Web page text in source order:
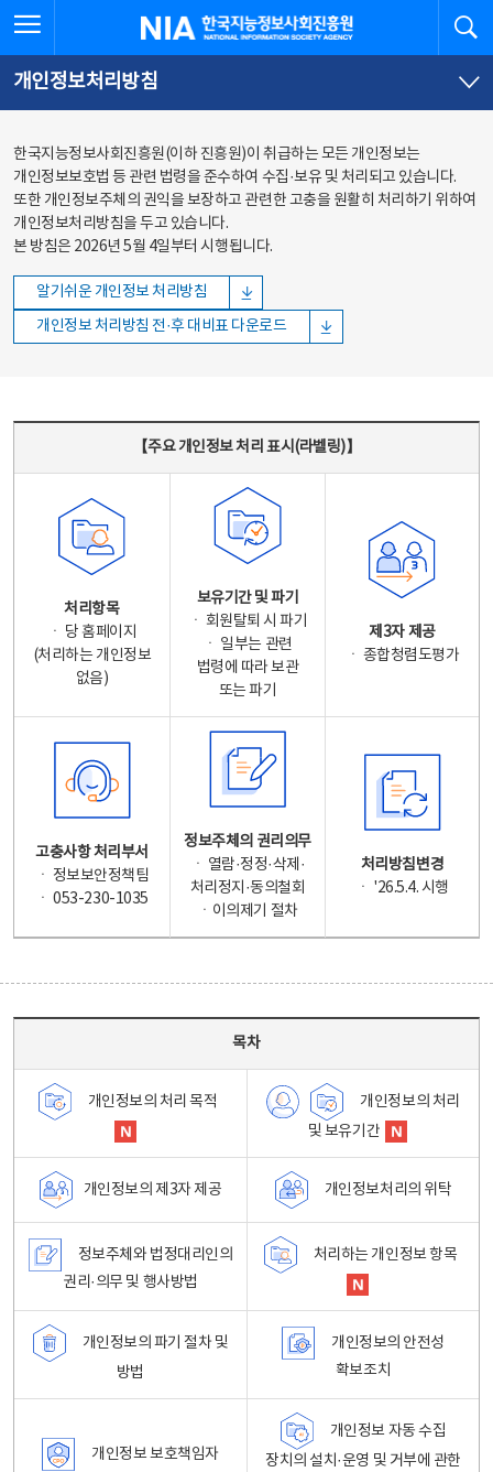
바로가기
바로가기
한국지능정보사회진흥원
개인정보처리방침
한국지능정보사회진흥원(이하 진흥원)이 취급하는 모든 개인정보는
개인정보보호법 등 관련 법령을 준수하여 수집·보유 및 처리되고 있습니다.
또한 개인정보주체의 권익을 보장하고 관련한 고충을 원활히 처리하기 위하여
개인정보처리방침을 두고 있습니다.
본 방침은 2026년 5월 4일부터 시행됩니다.
알기쉬운 개인정보 처리방침
개인정보 처리방침 전·후 대비표 다운로드
【주요 개인정보 처리 표시(라벨링)】
처리항목
ㆍ 당 홈페이지
(처리하는 개인정보
없음)
보유기간 및 파기
ㆍ 회원탈퇴 시 파기
ㆍ 일부는 관련
법령에 따라 보관
또는 파기
제3자 제공
ㆍ 종합청렴도평가
고충사항 처리부서
ㆍ 정보보안정책팀
ㆍ 053-230-1035
정보주체의 권리의무
ㆍ 열람·정정·삭제·
처리정지·동의철회
ㆍ이의제기 절차
처리방침변경
ㆍ '26.5.4. 시행
목차
개인정보의 처리 목적
개인정보의 처리
및 보유기간
개인정보의 제3자 제공 개인정보처리의 위탁
정보주체와 법정대리인의
권리·의무 및 행사방법
처리하는 개인정보 항목
개인정보의 파기 절차 및
방법
개인정보의 안전성
확보조치
개인정보 보호책임자
개인정보 자동 수집
장치의 설치·운영 및 거부에 관한